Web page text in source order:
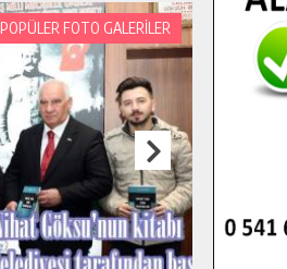
POPÜLER FOTO GALERİLER